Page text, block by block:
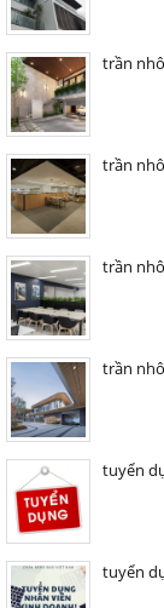
trần
trần
trần
trần
tuyển
tuyển